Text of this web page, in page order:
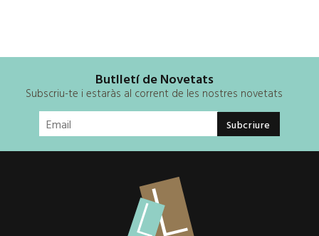
Butlletí de Novetats
Subscriu-te i estaràs al corrent de les nostres novetats